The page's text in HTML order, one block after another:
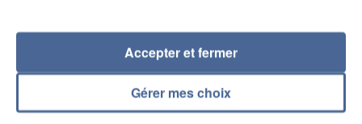
6 août 2026
Gérer mes choix
Accepter et fermer